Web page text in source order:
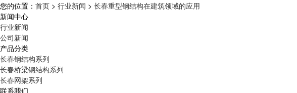
您的位置： 首页 > 行业新闻 > 长春重型钢结构在建筑领域的应用
新闻中心
行业新闻
公司新闻
产品分类
长春钢结构系列
长春桥梁钢结构系列
长春网架系列
联系我们